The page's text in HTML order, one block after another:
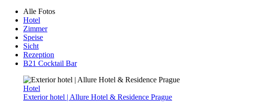
Alle Fotos
Hotel
Zimmer
Speise
Sicht
Rezeption
B21 Cocktail Bar
Hotel
Exterior hotel | Allure Hotel & Residence Prague